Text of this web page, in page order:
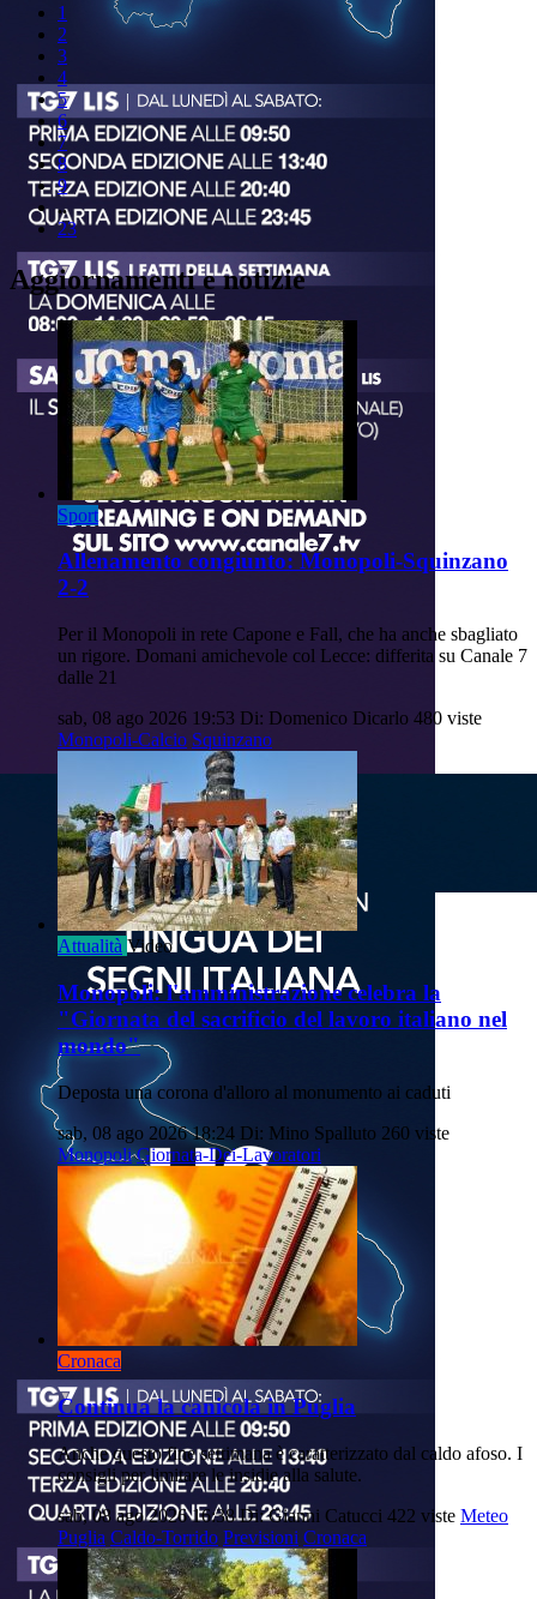
1
2
3
4
5
6
7
8
9
..
23
Aggiornamenti e notizie
Sport
Allenamento congiunto: Monopoli-Squinzano
2-2
Per il Monopoli in rete Capone e Fall, che ha anche sbagliato
un rigore. Domani amichevole col Lecce: differita su Canale 7
dalle 21
sab, 08 ago 2026 19:53 Di: Domenico Dicarlo 480 viste
Monopoli-Calcio Squinzano
Attualità Video
Monopoli: l'amministrazione celebra la
"Giornata del sacrificio del lavoro italiano nel
mondo"
Deposta una corona d'alloro al monumento ai caduti
sab, 08 ago 2026 18:24 Di: Mino Spalluto 260 viste
Monopoli Giornata-Dei-Lavoratori
Cronaca
Continua la canicola in Puglia
Anche questo fine settimana è caratterizzato dal caldo afoso. I
consigli per limitare le insidie alla salute.
sab, 08 ago 2026 16:38 Di: Gianni Catucci 422 viste Meteo
Puglia Caldo-Torrido Previsioni Cronaca